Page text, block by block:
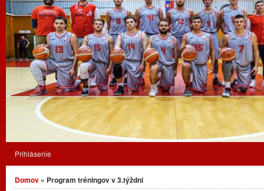
Prihlásenie
Nachádzate sa tu
Domov » Program tréningov v 3.týždni